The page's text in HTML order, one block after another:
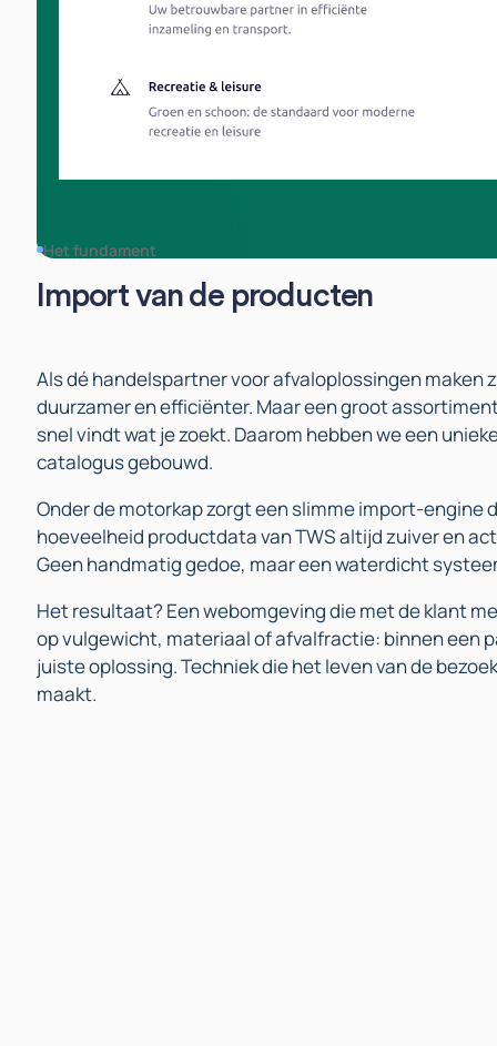
Het fundament
Import van de producten
Als dé handelspartner voor afvaloplossingen maken
duurzamer en efficiënter. Maar een groot
snel vindt wat je zoekt. Daarom hebben we een
catalogus gebouwd.
Onder de motorkap zorgt een slimme import-engine
hoeveelheid productdata van TWS altijd zuiver en
Geen handmatig gedoe, maar een waterdicht
Het resultaat? Een webomgeving die met de klant
op vulgewicht, materiaal of afvalfractie: binnen een
juiste oplossing. Techniek die het leven van de
maakt.